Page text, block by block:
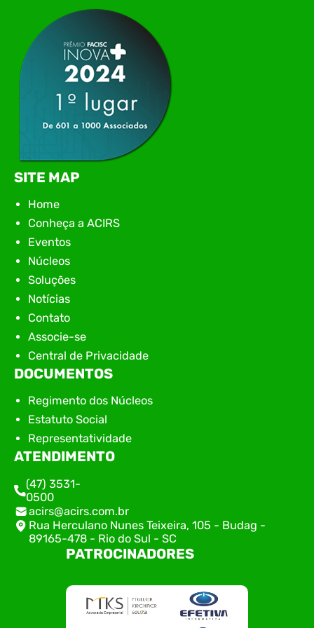
apresentação de novas iniciativas para o setor. O
encontro aconteceu em Rio…
SITE MAP
Home
Conheça a ACIRS
Eventos
Núcleos
Soluções
Notícias
Contato
Associe-se
Central de Privacidade
DOCUMENTOS
Regimento dos Núcleos
Estatuto Social
Representatividade
ATENDIMENTO
(47) 3531-
0500
acirs@acirs.com.br
Rua Herculano Nunes Teixeira, 105 - Budag -
89165-478 - Rio do Sul - SC
PATROCINADORES